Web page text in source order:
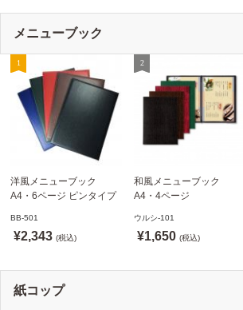
メニューブック
洋風メニューブック
A4・6ページ ピンタイプ
ニュー えいむ(Aim)【当日
発送可】
BB-501
¥2,343 (税込)
和風メニューブック
A4・4ページ
ウルシ-101 シンビ
(SHIMBI)【当日発送可】
ウルシ-101
¥1,650 (税込)
紙コップ